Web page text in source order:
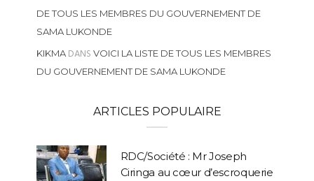
DE TOUS LES MEMBRES DU GOUVERNEMENT DE
SAMA LUKONDE
KIKMADANS VOICI LA LISTE DE TOUS LES MEMBRES
DU GOUVERNEMENT DE SAMA LUKONDE
ARTICLES POPULAIRE
RDC/Société : Mr Joseph
Ciringa au cœur d’escroquerie